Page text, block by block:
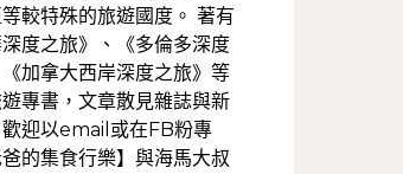
較特殊的旅遊國度。 著有
深度之旅》、《多倫多深度
加拿大西岸深度之旅》等
專書，文章散見雜誌與新
歡迎以email或在FB粉專
爸的集食行樂】與海馬大叔